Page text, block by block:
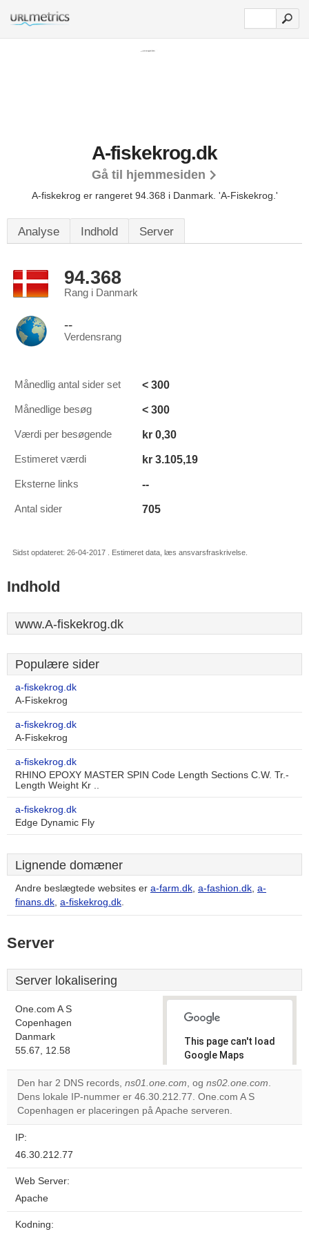
A-fiskekrog.dk
Gå til hjemmesiden
A-fiskekrog er rangeret 94.368 i Danmark. 'A-Fiskekrog.'
Analyse Indhold Server
94.368
Rang i Danmark
--
Verdensrang
Månedlig antal sider set < 300
Månedlige besøg < 300
Værdi per besøgende kr 0,30
Estimeret værdi kr 3.105,19
Eksterne links --
Antal sider 705
Sidst opdateret: 26-04-2017 . Estimeret data, læs ansvarsfraskrivelse.
Indhold
www.A-fiskekrog.dk
Populære sider
a-fiskekrog.dk
A-Fiskekrog
a-fiskekrog.dk
A-Fiskekrog
a-fiskekrog.dk
RHINO EPOXY MASTER SPIN Code Length Sections C.W. Tr.-
Length Weight Kr ..
a-fiskekrog.dk
Edge Dynamic Fly
Lignende domæner
Andre beslægtede websites er a-farm.dk, a-fashion.dk, a-
finans.dk, a-fiskekrog.dk.
Server
Server lokalisering
One.com A S
Copenhagen
Danmark
55.67, 12.58
This page can't load
Google Maps
correctly.
Do you
own this
Den har 2 DNS records, ns01.one.com, og ns02.one.com.
Dens lokale IP-nummer er 46.30.212.77. One.com A S
Copenhagen er placeringen på Apache serveren.
IP:
46.30.212.77
Web Server:
Apache
Kodning: